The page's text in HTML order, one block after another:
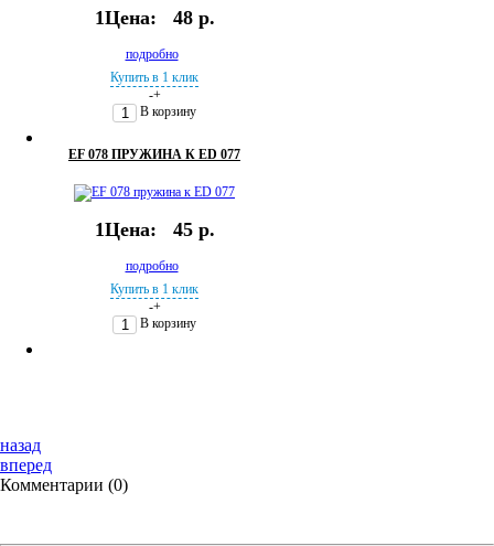
1Цена: 48 р.
подробно
Купить в 1 клик
-+
В корзину
EF 078 ПРУЖИНА К ED 077
1Цена: 45 р.
подробно
Купить в 1 клик
-+
В корзину
назад
вперед
Комментарии (0)